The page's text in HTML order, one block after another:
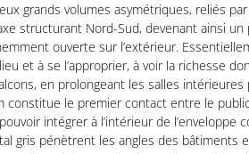
grands volumes asymétriques, reliés
structurant Nord-Sud, devenant ainsi
ouverte sur l’extérieur.
et à se l’approprier, à voir la richesse
en prolongeant les salles intérieures
constitue le premier contact entre le
intégrer à l’intérieur de
gris pénètrent les angles des bâtiments